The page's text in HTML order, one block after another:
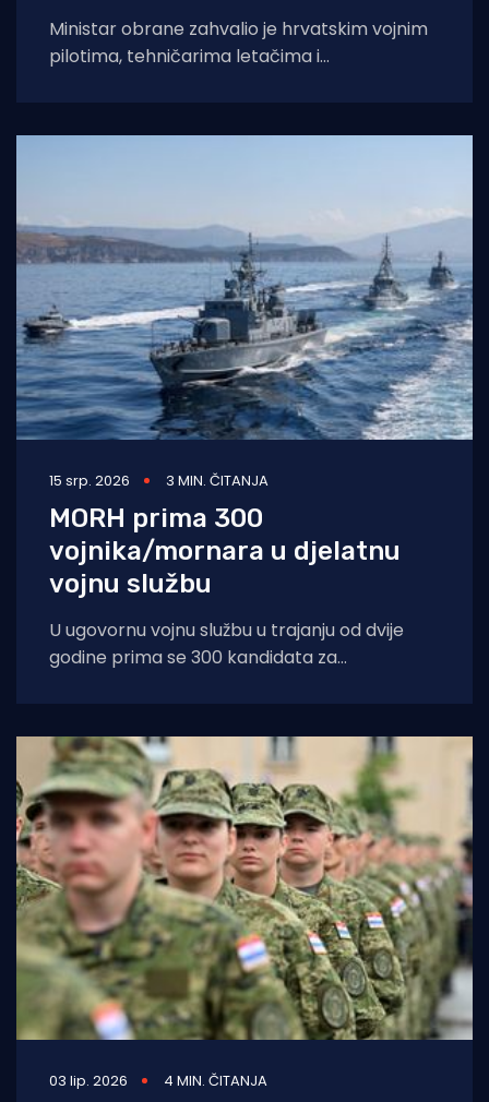
Ministar obrane zahvalio je hrvatskim vojnim
pilotima, tehničarima letačima i
15 srp. 2026 3 MIN. ČITANJA
MORH prima 300
vojnika/mornara u djelatnu
vojnu službu
U ugovornu vojnu službu u trajanju od dvije
godine prima se 300 kandidata za
03 lip. 2026 4 MIN. ČITANJA